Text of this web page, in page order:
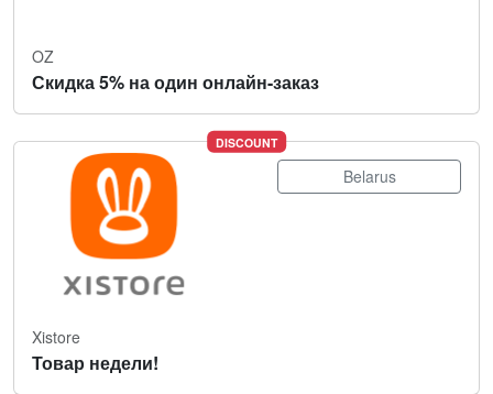
OZ
Скидка 5% на один онлайн-заказ
DISCOUNT
Belarus
Xistore
Товар недели!